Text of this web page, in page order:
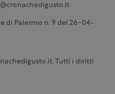
di Palermo n. 9 del 26-04-
Tutti i diritti